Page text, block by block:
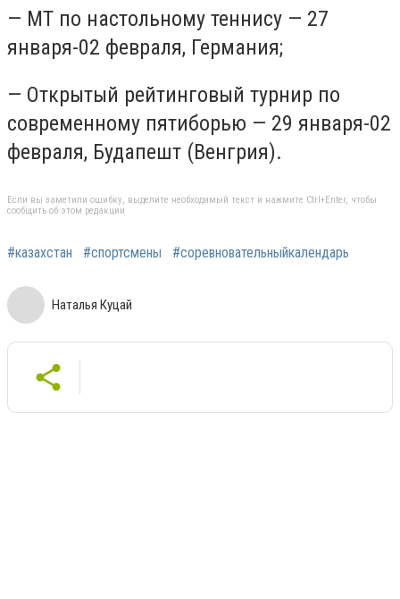
— МТ по настольному теннису — 27
января-02 февраля, Германия;
— Открытый рейтинговый турнир по
современному пятиборью — 29 января-02
февраля, Будапешт (Венгрия).
Если вы заметили ошибку, выделите необходимый текст и нажмите Ctrl+Enter, чтобы
сообщить об этом редакции
#казахстан #спортсмены #соревновательныйкалендарь
Наталья Куцай